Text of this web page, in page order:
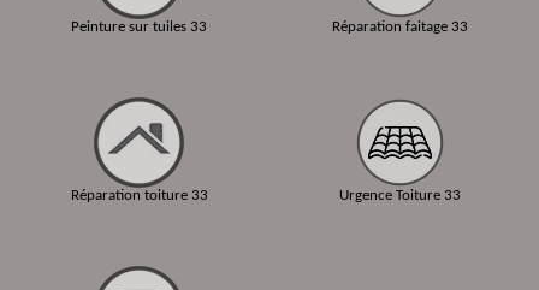
Peinture sur tuiles 33
Réparation toiture 33
Réparation faitage 33
Urgence Toiture 33